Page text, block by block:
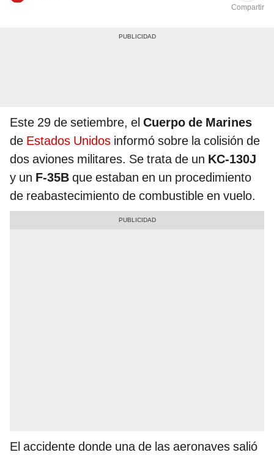
Compartir
Este 29 de setiembre, el Cuerpo de Marines
de Estados Unidos informó sobre la colisión de
dos aviones militares. Se trata de un KC-130J
y un F-35B que estaban en un procedimiento
de reabastecimiento de combustible en vuelo.
El accidente donde una de las aeronaves salió